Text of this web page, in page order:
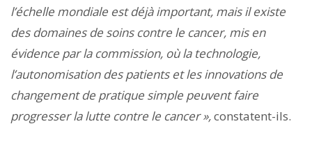
l’échelle mondiale est déjà important, mais il existe
des domaines de soins contre le cancer, mis en
évidence par la commission, où la technologie,
l’autonomisation des patients et les innovations de
changement de pratique simple peuvent faire
progresser la lutte contre le cancer »,constatent-ils.